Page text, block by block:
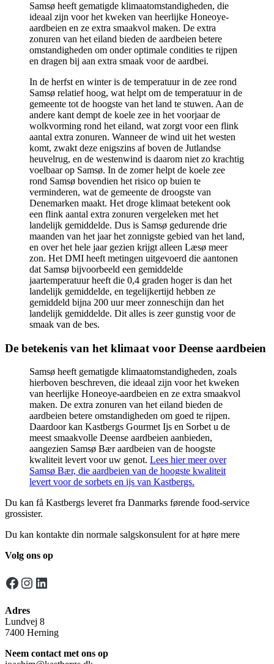
Samsø heeft gematigde klimaatomstandigheden, die
ideaal zijn voor het kweken van heerlijke Honeoye-
aardbeien en ze extra smaakvol maken. De extra
zonuren van het eiland bieden de aardbeien betere
omstandigheden om onder optimale condities te rijpen
en dragen bij aan extra smaak voor de aardbei.
In de herfst en winter is de temperatuur in de zee rond
Samsø relatief hoog, wat helpt om de temperatuur in de
gemeente tot de hoogste van het land te stuwen. Aan de
andere kant dempt de koele zee in het voorjaar de
wolkvorming rond het eiland, wat zorgt voor een flink
aantal extra zonuren. Wanneer de wind uit het westen
komt, zwakt deze enigszins af boven de Jutlandse
heuvelrug, en de westenwind is daarom niet zo krachtig
voelbaar op Samsø. In de zomer helpt de koele zee
rond Samsø bovendien het risico op buien te
verminderen, wat de gemeente de droogste van
Denemarken maakt. Het droge klimaat betekent ook
een flink aantal extra zonuren vergeleken met het
landelijk gemiddelde. Dus is Samsø gedurende drie
maanden van het jaar het zonnigste gebied van het land,
en over het hele jaar gezien krijgt alleen Læsø meer
zon. Het DMI heeft metingen uitgevoerd die aantonen
dat Samsø bijvoorbeeld een gemiddelde
jaartemperatuur heeft die 0,4 graden hoger is dan het
landelijk gemiddelde, en tegelijkertijd hebben ze
gemiddeld bijna 200 uur meer zonneschijn dan het
landelijk gemiddelde. Dit alles is zeer gunstig voor de
smaak van de bes.
De betekenis van het klimaat voor Deense aardbeien
Samsø heeft gematigde klimaatomstandigheden, zoals
hierboven beschreven, die ideaal zijn voor het kweken
van heerlijke Honeoye-aardbeien en ze extra smaakvol
maken. De extra zonuren van het eiland bieden de
aardbeien betere omstandigheden om goed te rijpen.
Daardoor kan Kastbergs Gourmet Ijs en Sorbet u de
meest smaakvolle Deense aardbeien aanbieden,
aangezien Samsø Bær aardbeien van de hoogste
kwaliteit levert voor uw genot. Lees hier meer over
Samsø Bær, die aardbeien van de hoogste kwaliteit
levert voor de sorbets en ijs van Kastbergs.
Du kan få Kastbergs leveret fra Danmarks førende food-service
grossister.
Du kan kontakte din normale salgskonsulent for at høre mere
Volg ons op
Facebook
Instagram
LinkedIn
Adres
Lundvej 8
7400 Herning
Neem contact met ons op